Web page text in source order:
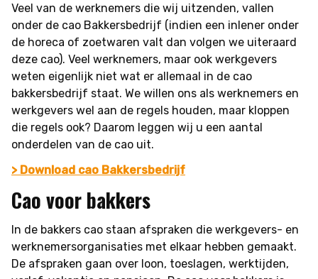
Veel van de werknemers die wij uitzenden, vallen
onder de cao Bakkersbedrijf (indien een inlener onder
de horeca of zoetwaren valt dan volgen we uiteraard
deze cao). Veel werknemers, maar ook werkgevers
weten eigenlijk niet wat er allemaal in de cao
bakkersbedrijf staat. We willen ons als werknemers en
werkgevers wel aan de regels houden, maar kloppen
die regels ook? Daarom leggen wij u een aantal
onderdelen van de cao uit.
> Download cao Bakkersbedrijf
Cao voor bakkers
In de bakkers cao staan afspraken die werkgevers- en
werknemersorganisaties met elkaar hebben gemaakt.
De afspraken gaan over loon, toeslagen, werktijden,